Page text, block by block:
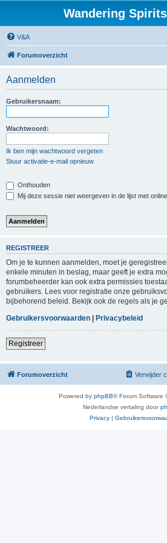
Wandering
V&A
Forumoverzicht
Aanmelden
Gebruikersnaam:
Wachtwoord:
Ik ben mijn wachtwoord vergeten
Stuur activatie-e-mail opnieuw
Onthouden
Mij deze sessie niet weergeven in de lijst met
REGISTREER
Om je te kunnen aanmelden, moet je
enkele minuten in beslag, maar geeft je extra
forumbeheerder kan ook extra permissies
gebruikers. Lees voor registratie onze
bijbehorend beleid. Bekijk ook de regels als je
Gebruikersvoorwaarden | Privacybeleid
Registreer
Forumoverzicht Verwijder
Powered by phpBB® Forum Software
Nederlandse vertaling door
Privacy |